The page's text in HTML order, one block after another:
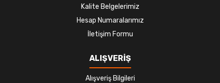
Kalite Belgelerimiz
Hesap Numaralarımız
İletişim Formu
ALIŞVERİŞ
Alışveriş Bilgileri